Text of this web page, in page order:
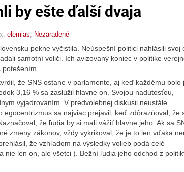
by ešte ďalší dvaja
elemias Nezaradené
pekne vyčistila. Neúspešní politici nahlásili svoj
samotní voliči. Ich avizovaný koniec v politike
že SNS ostane v parlamente, aj keď každému bolo
3,16 % sa zaslúžil hlavne on. Svojou nadutosťou,
vyjadrovaním. V predvolebnej diskusii neustále
egocentrizmus sa najviac prejavil, keď zdôrazňoval, že
že ľudia by si mali vážiť hlavne jeho. Ak sa
zmeny zákonov, vždy vykrikoval, že je to len vďaka
že vzhľadom na výsledky volieb podá celé
nie len on, ale všetci ). Bežní ľudia jeho odchod z